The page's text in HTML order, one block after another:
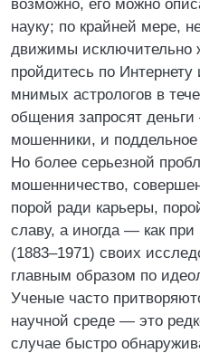
возможно, его можно
науку; по крайней мере,
движимы исключительно
пройдитесь по Интернету
мнимых астрологов в
общения запросят
мошенники, и
Но более серьезной
мошенничество,
порой ради карьеры,
славу, а иногда — как
(1883–1971) своих
главным образом по
Ученые часто
научной среде — это
случае быстро